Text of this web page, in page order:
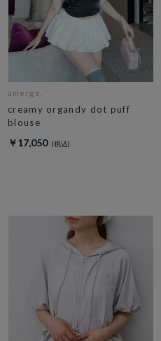
amerge.
creamy organdy dot puff
blouse
￥17,050